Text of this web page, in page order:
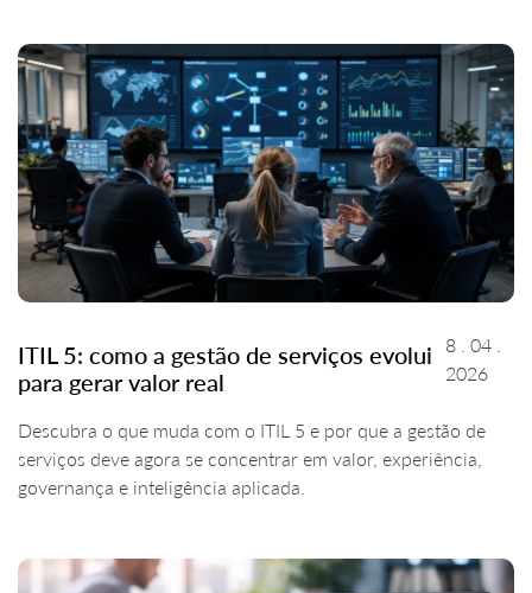
ITIL 5: como a gestão de serviços evolui
para gerar valor real
8 . 04 .
2026
Descubra o que muda com o ITIL 5 e por que a gestão de
serviços deve agora se concentrar em valor, experiência,
governança e inteligência aplicada.